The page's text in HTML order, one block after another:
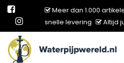
Meer dan 1.000
snelle levering
Altijd
Main